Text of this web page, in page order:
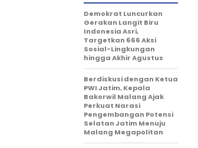
Demokrat Luncurkan
Gerakan Langit Biru
Indonesia Asri,
Targetkan 666 Aksi
Sosial-Lingkungan
hingga Akhir Agustus
Berdiskusi dengan Ketua
PWI Jatim, Kepala
Bakorwil Malang Ajak
Perkuat Narasi
Pengembangan Potensi
Selatan Jatim Menuju
Malang Megapolitan